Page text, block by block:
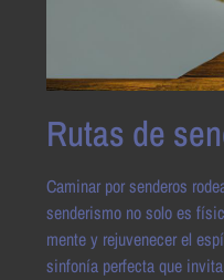
Rutas de
Caminar por senderos
senderismo no solo es
mente y rejuvenecer el
sinfonía perfecta que